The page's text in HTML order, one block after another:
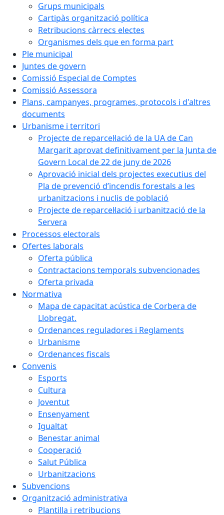
Grups municipals
Cartipàs organització política
Retribucions càrrecs electes
Organismes dels que en forma part
Ple municipal
Juntes de govern
Comissió Especial de Comptes
Comissió Assessora
Plans, campanyes, programes, protocols i d'altres
documents
Urbanisme i territori
Projecte de reparcel·lació de la UA de Can
Margarit aprovat definitivament per la Junta de
Govern Local de 22 de juny de 2026
Aprovació inicial dels projectes executius del
Pla de prevenció d’incendis forestals a les
urbanitzacions i nuclis de població
Projecte de reparcel·lació i urbanització de la
Servera
Processos electorals
Ofertes laborals
Oferta pública
Contractacions temporals subvencionades
Oferta privada
Normativa
Mapa de capacitat acústica de Corbera de
Llobregat.
Ordenances reguladores i Reglaments
Urbanisme
Ordenances fiscals
Convenis
Esports
Cultura
Joventut
Ensenyament
Igualtat
Benestar animal
Cooperació
Salut Pública
Urbanitzacions
Subvencions
Organització administrativa
Plantilla i retribucions